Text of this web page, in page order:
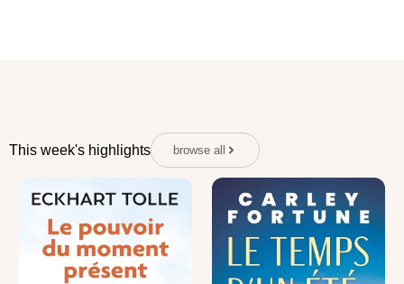
This week's highlights browse all